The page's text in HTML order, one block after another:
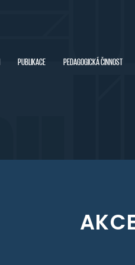
PUBLIKACE PEDAGOGICKÁ ČINNOST